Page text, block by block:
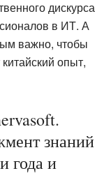
дискурса
в ИТ. А
важно, чтобы
опыт,
знаний
года и